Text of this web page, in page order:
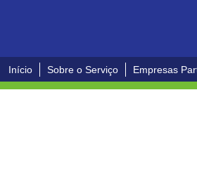
Início Sobre o Serviço Empresas